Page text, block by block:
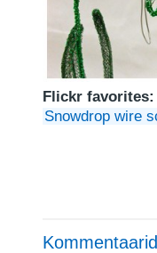
Flickr favorites:
Snowdrop wire